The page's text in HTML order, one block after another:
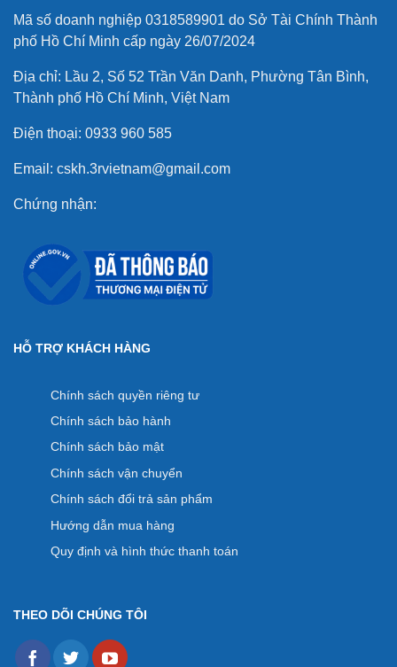
Mã số doanh nghiệp 0318589901 do Sở Tài Chính Thành
phố Hồ Chí Minh cấp ngày 26/07/2024
Địa chỉ: Lầu 2, Số 52 Trần Văn Danh, Phường Tân Bình,
Thành phố Hồ Chí Minh, Việt Nam
Điện thoại: 0933 960 585
Email: cskh.3rvietnam@gmail.com
Chứng nhận:
HỖ TRỢ KHÁCH HÀNG
Chính sách quyền riêng tư
Chính sách bảo hành
Chính sách bảo mật
Chính sách vận chuyển
Chính sách đổi trả sản phẩm
Hướng dẫn mua hàng
Quy định và hình thức thanh toán
THEO DÕI CHÚNG TÔI